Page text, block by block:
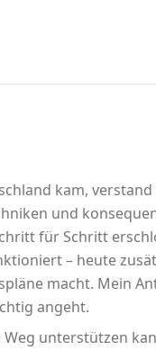
kam,
und
für Schritt
– heute
macht. Mein
angeht.
unterstützen